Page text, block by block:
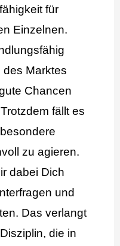
für
Einzelnen.
des Marktes
Chancen
fällt es
zu agieren.
dabei Dich
und
Das verlangt
die in